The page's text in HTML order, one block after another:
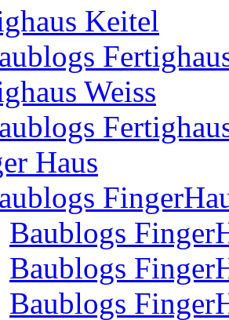
Keitel
Weiss
Haus
Baublogs
Baublogs
Baublogs